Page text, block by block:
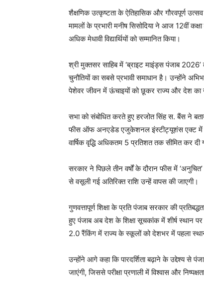
शैक्षणिक उत्कृष्टता के ऐतिहासिक और गौरवपूर्ण
मामलों के प्रभारी मनीष सिसोदिया ने आज 12वीं
अधिक मेधावी विद्यार्थियों को सम्मानित किया।
श्री मुक्तसर साहिब में ‘ब्राइट माइंड्स पंजाब
चुनौतियों का सबसे प्रभावी समाधान है। उन्होंने
पेशेवर जीवन में ऊंचाइयों को छूकर राज्य और देश
सभा को संबोधित करते हुए हरजोत सिंह स. बैंस ने
फीस ऑफ अनएडेड एजुकेशनल इंस्टीट्यूशंस एक्ट में
वार्षिक वृद्धि अधिकतम 5 प्रतिशत तक सीमित कर
सरकार ने पिछले तीन वर्षों के दौरान फीस में
से वसूली गई अतिरिक्त राशि उन्हें वापस की जाएगी।
गुणवत्तापूर्ण शिक्षा के प्रति पंजाब सरकार की
हुए पंजाब अब देश के शिक्षा सूचकांक में शीर्ष स्थान
2.0 रैंकिंग में राज्य के स्कूलों को देशभर में पहला
उन्होंने आगे कहा कि पारदर्शिता बढ़ाने के उद्देश्य से
जाएंगी, जिससे परीक्षा प्रणाली में विश्वास और